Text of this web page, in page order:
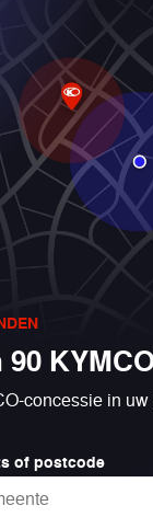
90
concessie in uw
of postcode